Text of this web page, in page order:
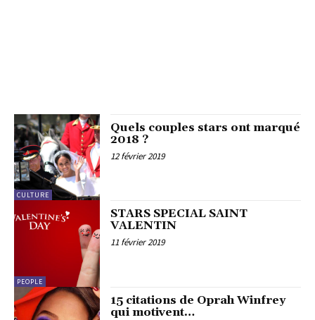
CULTURE
Quels couples stars ont marqué
2018 ?
12 février 2019
PEOPLE
STARS SPECIAL SAINT
VALENTIN
11 février 2019
15 citations de Oprah Winfrey
qui motivent…